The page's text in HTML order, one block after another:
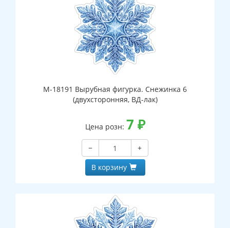
М-18191 Вырубная фигурка. Снежинка 6
(двухсторонняя, ВД-лак)
Цена розн: 7 ₽
−
+
В корзину